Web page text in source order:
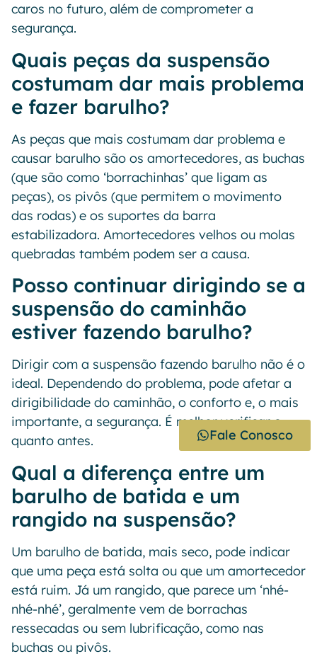
caros no futuro, além de comprometer a
segurança.
Quais peças da suspensão
costumam dar mais problema
e fazer barulho?
As peças que mais costumam dar problema e
causar barulho são os amortecedores, as buchas
(que são como ‘borrachinhas’ que ligam as
peças), os pivôs (que permitem o movimento
das rodas) e os suportes da barra
estabilizadora. Amortecedores velhos ou molas
quebradas também podem ser a causa.
Posso continuar dirigindo se a
suspensão do caminhão
estiver fazendo barulho?
Dirigir com a suspensão fazendo barulho não é o
ideal. Dependendo do problema, pode afetar a
dirigibilidade do caminhão, o conforto e, o mais
importante, a segurança. É melhor verificar o
quanto antes.
Qual a diferença entre um
barulho de batida e um
rangido na suspensão?
Um barulho de batida, mais seco, pode indicar
que uma peça está solta ou que um amortecedor
está ruim. Já um rangido, que parece um ‘nhé-
nhé-nhé’, geralmente vem de borrachas
ressecadas ou sem lubrificação, como nas
buchas ou pivôs.
Fale Conosco